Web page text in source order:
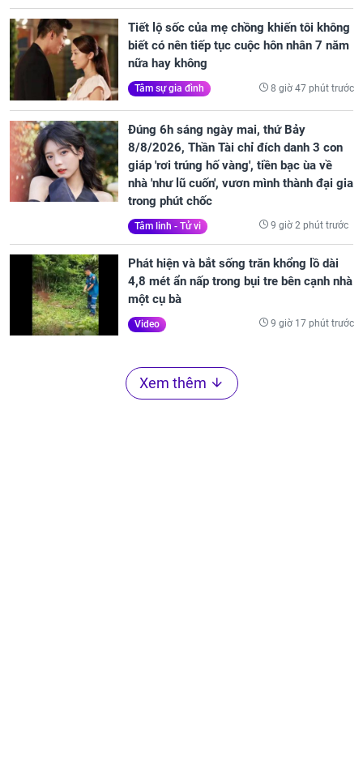
Tiết lộ sốc của mẹ chồng khiến tôi không
biết có nên tiếp tục cuộc hôn nhân 7 năm
nữa hay không
Tâm sự gia đình 8 giờ 47 phút trước
Đúng 6h sáng ngày mai, thứ Bảy
8/8/2026, Thần Tài chỉ đích danh 3 con
giáp 'rơi trúng hố vàng', tiền bạc ùa về
nhà 'như lũ cuốn', vươn mình thành đại gia
trong phút chốc
Tâm linh - Tử vi 9 giờ 2 phút trước
Phát hiện và bắt sống trăn khổng lồ dài
4,8 mét ẩn nấp trong bụi tre bên cạnh nhà
một cụ bà
Video 9 giờ 17 phút trước
Xem thêm